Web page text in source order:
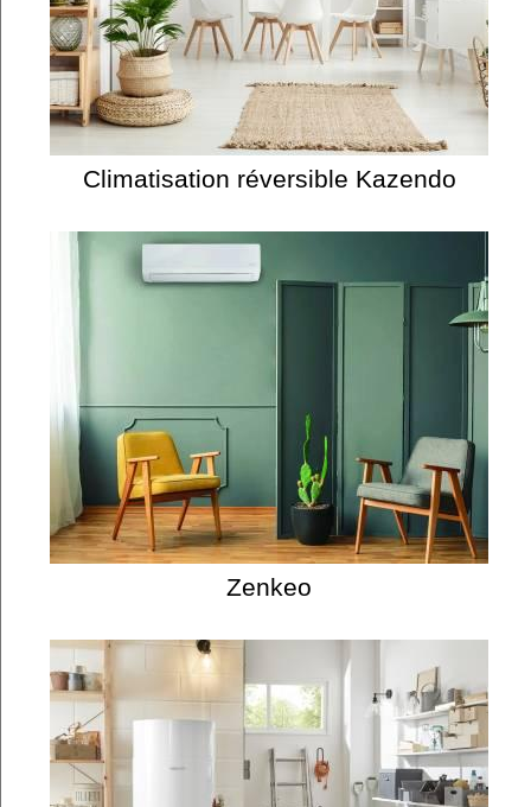
Climatisation réversible Kazendo
Zenkeo